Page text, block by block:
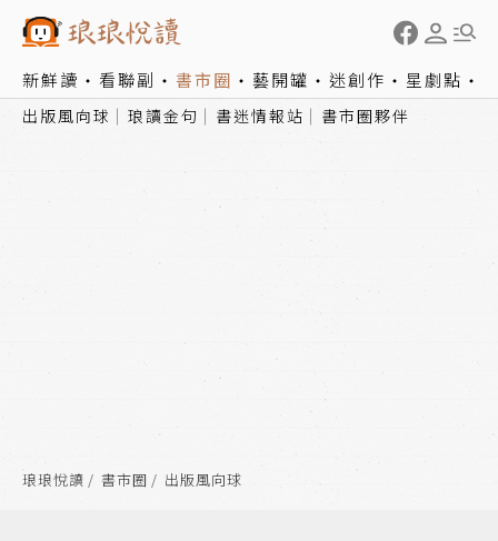
新鮮讀 看聯副 書市圈 藝開罐 迷創作 星劇點
出版風向球 琅讀金句 書迷情報站 書市圈夥伴
琅琅悅讀 書市圈 出版風向球